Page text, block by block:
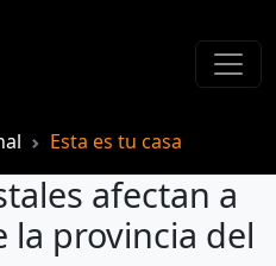
Esta es tu casa
afectan a
la provincia del